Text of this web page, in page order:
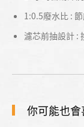
1:0.5廢水比 :
濾芯前抽設計 :
你可能也